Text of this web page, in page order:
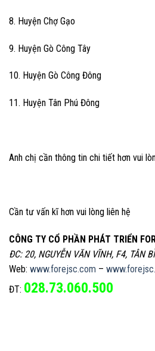
8. Huyện Chợ Gạo
9. Huyện Gò Công Tây
10. Huyện Gò Công Đông
11. Huyện Tân Phú Đông
Anh chị cần thông tin chi tiết hơn vui
Cần tư vấn kĩ hơn vui lòng liên hệ
CÔNG TY CỔ PHẦN PHÁT TRIỂN
ĐC: 20, NGUYỄN VĂN VĨNH, F4, TÂN
Web: www.forejsc.com –
ĐT: 028.73.060.500